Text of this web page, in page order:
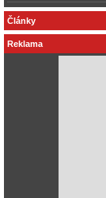
Články
Reklama